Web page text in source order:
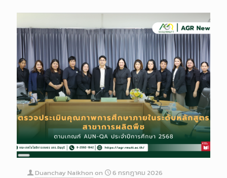
Long
Description
Duanchay Naikhon on
6 กรกฎาคม 2026